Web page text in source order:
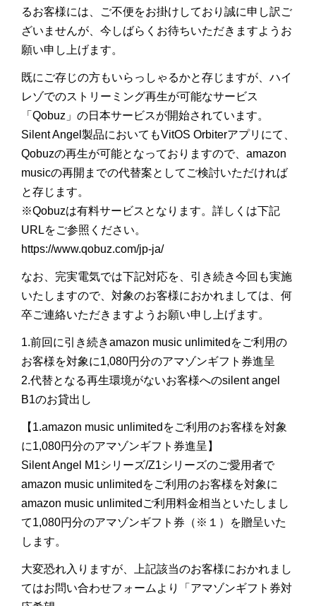
るお客様には、ご不便をお掛けしており誠に申し訳ご
ざいませんが、今しばらくお待ちいただきますようお
願い申し上げます。
既にご存じの方もいらっしゃるかと存じますが、ハイ
レゾでのストリーミング再生が可能なサービス
「Qobuz」の日本サービスが開始されています。
Silent Angel製品においてもVitOS Orbiterアプリにて、
Qobuzの再生が可能となっておりますので、amazon
musicの再開までの代替案としてご検討いただければ
と存じます。
※Qobuzは有料サービスとなります。詳しくは下記
URLをご参照ください。
https://www.qobuz.com/jp-ja/
なお、完実電気では下記対応を、引き続き今回も実施
いたしますので、対象のお客様におかれましては、何
卒ご連絡いただきますようお願い申し上げます。
1.前回に引き続きamazon music unlimitedをご利用の
お客様を対象に1,080円分のアマゾンギフト券進呈
2.代替となる再生環境がないお客様へのsilent angel
B1のお貸出し
【1.amazon music unlimitedをご利用のお客様を対象
に1,080円分のアマゾンギフト券進呈】
Silent Angel M1シリーズ/Z1シリーズのご愛用者で
amazon music unlimitedをご利用のお客様を対象に
amazon music unlimitedご利用料金相当といたしまし
て1,080円分のアマゾンギフト券（※１）を贈呈いた
します。
大変恐れ入りますが、上記該当のお客様におかれまし
てはお問い合わせフォームより「アマゾンギフト券対